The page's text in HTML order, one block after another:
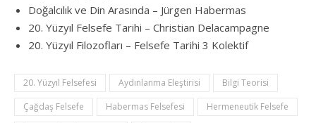
Doğalcılık ve Din Arasında – Jürgen Habermas
20. Yüzyıl Felsefe Tarihi – Christian Delacampagne
20. Yüzyıl Filozofları – Felsefe Tarihi 3 Kolektif
20. Yüzyıl Felsefesi Aydınlanma Eleştirisi
Bilgi Teorisi
Çağdaş Felsefe
Habermas Felsefesi
Hermeneutik Felsefe